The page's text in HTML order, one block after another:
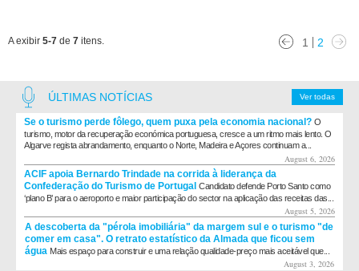
A exibir 5-7 de 7 itens. 1 2
Ver todas
ÚLTIMAS NOTÍCIAS
Se o turismo perde fôlego, quem puxa pela economia nacional? O
turismo, motor da recuperação económica portuguesa, cresce a um ritmo mais lento. O
Algarve regista abrandamento, enquanto o Norte, Madeira e Açores continuam a...
August 6, 2026
ACIF apoia Bernardo Trindade na corrida à liderança da
Confederação do Turismo de Portugal Candidato defende Porto Santo como
‘plano B’ para o aeroporto e maior participação do sector na aplicação das receitas das...
August 5, 2026
A descoberta da "pérola imobiliária" da margem sul e o turismo "de
comer em casa". O retrato estatístico da Almada que ficou sem
água Mais espaço para construir e uma relação qualidade-preço mais aceitável que...
August 3, 2026